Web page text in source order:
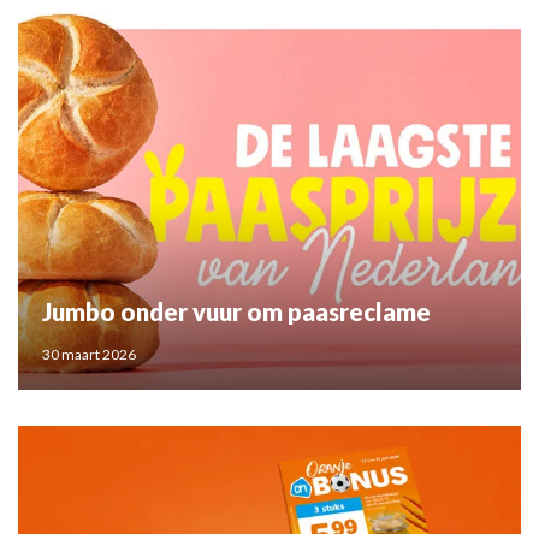
Jumbo onder vuur om paasreclame
30 maart 2026